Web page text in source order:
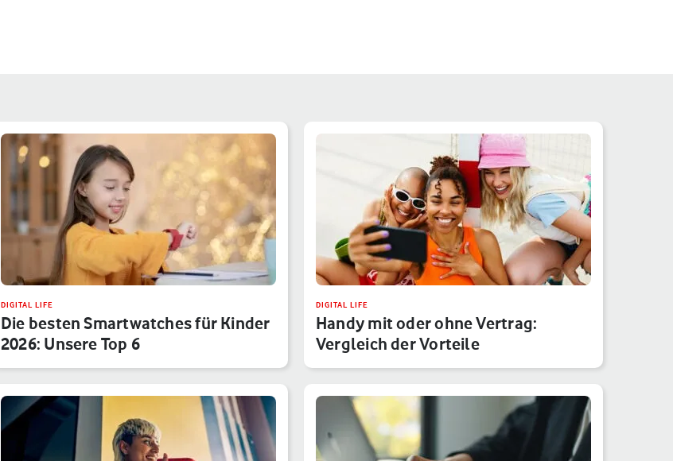
DIGITAL LIFE
Die besten Smartwatches für Kinder
2026: Unsere Top 6
DIGITAL LIFE
Handy mit oder ohne Vertrag:
Vergleich der Vorteile